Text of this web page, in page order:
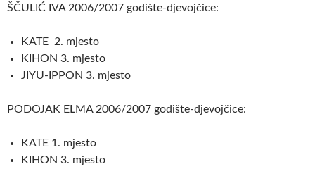
ŠČULIĆ IVA 2006/2007 godište-djevojčice:
KATE 2. mjesto
KIHON 3. mjesto
JIYU-IPPON 3. mjesto
PODOJAK ELMA 2006/2007 godište-djevojčice:
KATE 1. mjesto
KIHON 3. mjesto